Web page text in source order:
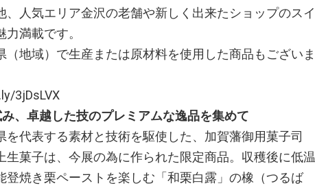
、人気エリア金沢の老舗や新しく出来たショップのスイ
満載です。
地域）で生産または原材料を使用した商品もございま
3jDsLVX
、卓越した技のプレミアムな逸品を集めて
を代表する素材と技術を駆使した、加賀藩御用菓子司
生菓子は、今展の為に作られた限定商品。収穫後に低温
登焼き栗ペーストを楽しむ「和栗白露」の橡（つるば